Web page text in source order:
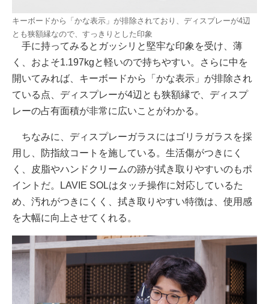
キーボードから「かな表示」が排除されており、ディスプレーが4辺
とも狭額縁なので、すっきりとした印象
手に持ってみるとガッシリと堅牢な印象を受け、薄
く、およそ1.197kgと軽いので持ちやすい。さらに中を
開いてみれば、キーボードから「かな表示」が排除され
ている点、ディスプレーが4辺とも狭額縁で、ディスプ
レーの占有面積が非常に広いことがわかる。
ちなみに、ディスプレーガラスにはゴリラガラスを採
用し、防指紋コートを施している。生活傷がつきにく
く、皮脂やハンドクリームの跡が拭き取りやすいのもポ
イントだ。LAVIE SOLはタッチ操作に対応しているた
め、汚れがつきにくく、拭き取りやすい特徴は、使用感
を大幅に向上させてくれる。